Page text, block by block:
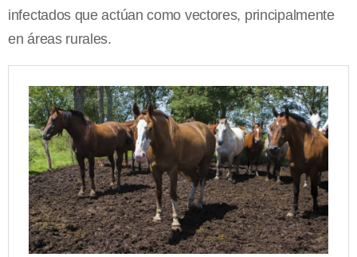
infectados que actúan como vectores, principalmente
en áreas rurales.